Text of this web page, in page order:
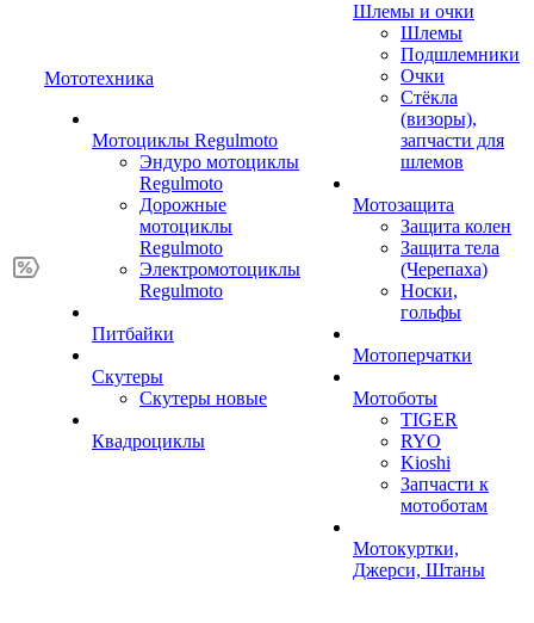
Мототехника
Мотоциклы Regulmoto
Эндуро мотоциклы
Regulmoto
Дорожные
мотоциклы
Regulmoto
Электромотоциклы
Regulmoto
Питбайки
Скутеры
Скутеры новые
Квадроциклы
Шлемы и очки
Шлемы
Подшлемники
Очки
Стёкла
(визоры),
запчасти для
шлемов
Мотозащита
Защита колен
Защита тела
(Черепаха)
Носки,
гольфы
Мотоперчатки
Мотоботы
TIGER
RYO
Kioshi
Запчасти к
мотоботам
Мотокуртки,
Джерси, Штаны